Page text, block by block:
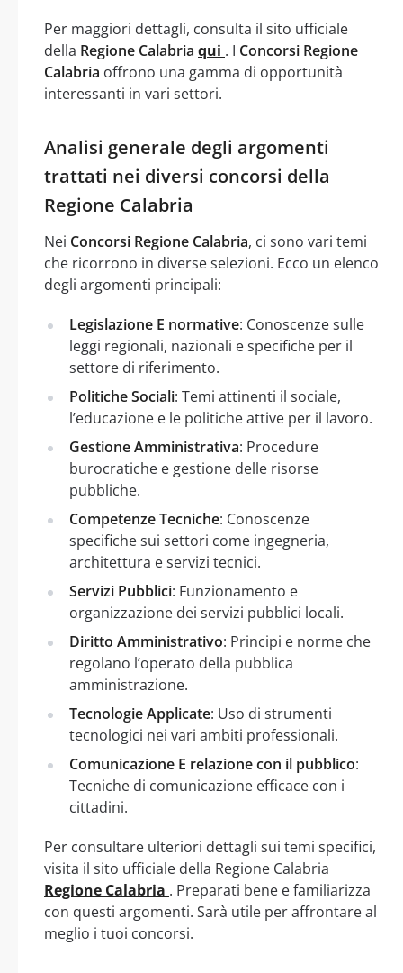
Per maggiori dettagli, consulta il sito ufficiale
della Regione Calabria qui . I Concorsi Regione
Calabria offrono una gamma di opportunità
interessanti in vari settori.
Analisi generale degli argomenti
trattati nei diversi concorsi della
Regione Calabria
Nei Concorsi Regione Calabria, ci sono vari temi
che ricorrono in diverse selezioni. Ecco un elenco
degli argomenti principali:
Legislazione E normative: Conoscenze sulle
leggi regionali, nazionali e specifiche per il
settore di riferimento.
Politiche Sociali: Temi attinenti il sociale,
l’educazione e le politiche attive per il lavoro.
Gestione Amministrativa: Procedure
burocratiche e gestione delle risorse
pubbliche.
Competenze Tecniche: Conoscenze
specifiche sui settori come ingegneria,
architettura e servizi tecnici.
Servizi Pubblici: Funzionamento e
organizzazione dei servizi pubblici locali.
Diritto Amministrativo: Principi e norme che
regolano l’operato della pubblica
amministrazione.
Tecnologie Applicate: Uso di strumenti
tecnologici nei vari ambiti professionali.
Comunicazione E relazione con il pubblico:
Tecniche di comunicazione efficace con i
cittadini.
Per consultare ulteriori dettagli sui temi specifici,
visita il sito ufficiale della Regione Calabria
Regione Calabria . Preparati bene e familiarizza
con questi argomenti. Sarà utile per affrontare al
meglio i tuoi concorsi.